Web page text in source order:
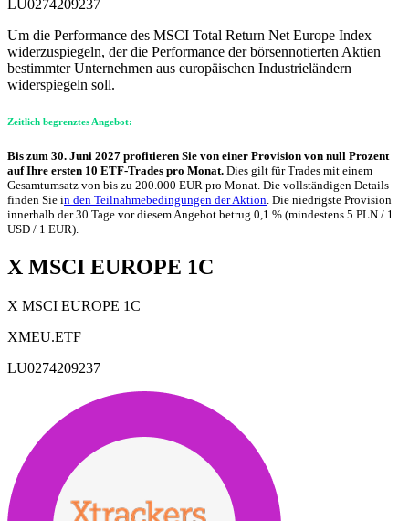
LU0274209237
Um die Performance des MSCI Total Return Net Europe Index
widerzuspiegeln, der die Performance der börsennotierten Aktien
bestimmter Unternehmen aus europäischen Industrieländern
widerspiegeln soll.
Zeitlich begrenztes Angebot:
Bis zum 30. Juni 2027 profitieren Sie von einer Provision von null Prozent
auf Ihre ersten 10 ETF-Trades pro Monat. Dies gilt für Trades mit einem
Gesamtumsatz von bis zu 200.000 EUR pro Monat. Die vollständigen Details
finden Sie in den Teilnahmebedingungen der Aktion. Die niedrigste Provision
innerhalb der 30 Tage vor diesem Angebot betrug 0,1 % (mindestens 5 PLN / 1
USD / 1 EUR).
X MSCI EUROPE 1C
X MSCI EUROPE 1C
XMEU.ETF
LU0274209237